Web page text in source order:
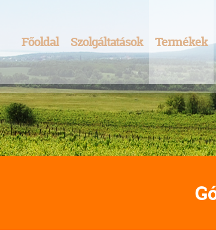
Főoldal Szolgáltatások Termékek